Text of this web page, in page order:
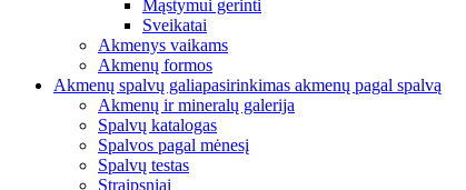
Mąstymui gerinti
Sveikatai
Akmenys vaikams
Akmenų formos
Akmenų spalvų galiapasirinkimas akmenų pagal spalvą
Akmenų ir mineralų galerija
Spalvų katalogas
Spalvos pagal mėnesį
Spalvų testas
Straipsniai